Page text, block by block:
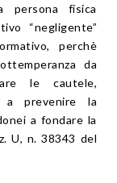
persona fisica
“negligente”
perchè
da
le cautele,
a prevenire la
a fondare la
U, n. 38343 del